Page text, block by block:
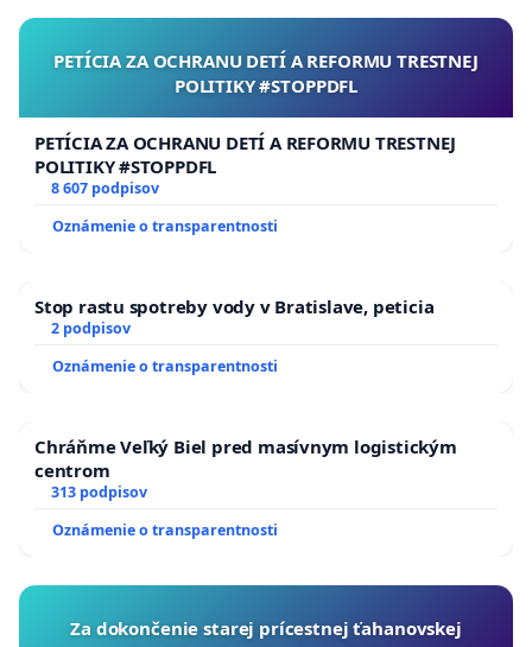
PETÍCIA ZA OCHRANU DETÍ A REFORMU TRESTNEJ
POLITIKY #STOPPDFL
PETÍCIA ZA OCHRANU DETÍ A REFORMU TRESTNEJ
POLITIKY #STOPPDFL
8 607 podpisov
Oznámenie o transparentnosti
Stop rastu spotreby vody v Bratislave, peticia
2 podpisov
Oznámenie o transparentnosti
Chráňme Veľký Biel pred masívnym logistickým
centrom
313 podpisov
Oznámenie o transparentnosti
Za dokončenie starej prícestnej ťahanovskej